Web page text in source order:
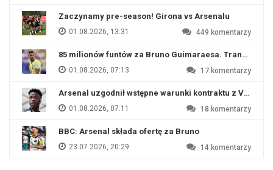
Zaczynamy pre-season! Girona vs Arsenalu
01.08.2026, 13:31 449 komentarzy
85 milionów funtów za Bruno Guimaraesa. Transfer
01.08.2026, 07:13 17 komentarzy
Arsenal uzgodnił wstępne warunki kontraktu z
01.08.2026, 07:11 18 komentarzy
BBC: Arsenal składa ofertę za Bruno
23.07.2026, 20:29 14 komentarzy